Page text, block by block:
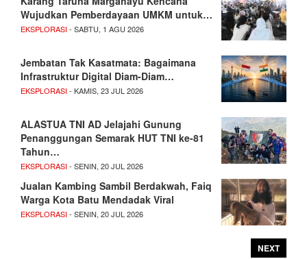
Wujudkan Pemberdayaan UMKM untuk…
EKSPLORASI- SABTU, 1 AGU 2026
Jembatan Tak Kasatmata: Bagaimana
Infrastruktur Digital Diam-Diam…
EKSPLORASI- KAMIS, 23 JUL 2026
ALASTUA TNI AD Jelajahi Gunung
Penanggungan Semarak HUT TNI ke-81
Tahun…
EKSPLORASI- SENIN, 20 JUL 2026
Jualan Kambing Sambil Berdakwah, Faiq
Warga Kota Batu Mendadak Viral
EKSPLORASI- SENIN, 20 JUL 2026
NEXT